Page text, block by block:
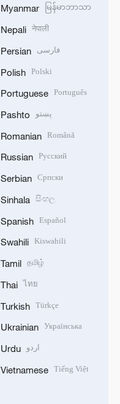
Myanmar မြန်မာဘာသာ
Nepali नेपाली
Persian فارسی
Polish Polski
Portuguese Português
Pashto پښتو
Romanian Română
Russian Русский
Serbian Српски
Sinhala සිංහල
Spanish Español
Swahili Kiswahili
Tamil தமிழ்
Thai ไทย
Turkish Türkçe
Ukrainian Українська
Urdu اردو
Vietnamese Tiếng Việt